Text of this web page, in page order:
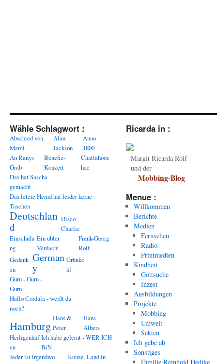
Wähle Schlagwort :
Abschied von
Mami
Alan
Jackson
Anno
1800
An Ranys
Grab
Benefiz-
Konzert
Chattahooc
hee
Das hat Sascha
gemacht
Das letzte Hemd hat leider keine
Taschen
Deutschlan
d
Disco-
Charlie
Einschulu
ng
Ein übler
Verdacht
Frank-Georg
Rolf
Gedank
en
German
y
Grünko
hl
Guru - Guru -
Guru
Hallo Cordula - weißt du
noch?
Hamburg
Hans &
Peter
Hans
Albers
Heiligenhaf
en
Ich habe gelernt - WER ICH
BiN
Jeder ist irgendwo
Konze Land in
Ricarda in :
Margit Ricarda Rolf
und der
Mobbing-Blog
Menue :
Willkommen
Berichte
Medien
Fernsehen
Radio
Printmedien
Kindheit
Gottsuche
Inzest
Ausbildungen
Projekte
Mobbing
Umwelt
Sekten
Ich gebe ab
Sonstiges
Familie Reinhold Hedtke